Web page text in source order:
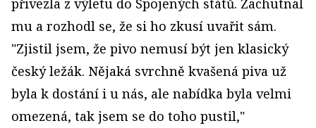
přivezla z výletu do Spojených států. Zachutnal
mu a rozhodl se, že si ho zkusí uvařit sám.
"Zjistil jsem, že pivo nemusí být jen klasický
český ležák. Nějaká svrchně kvašená piva už
byla k dostání i u nás, ale nabídka byla velmi
omezená, tak jsem se do toho pustil,"